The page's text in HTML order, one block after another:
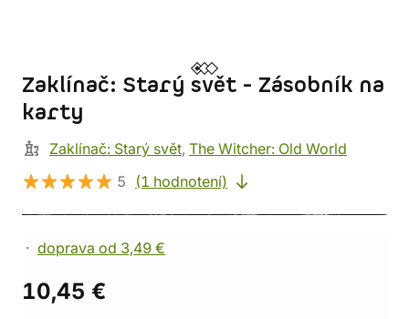
Zaklínač: Starý svět - Zásobník na
karty
Zaklínač: Starý svět, The Witcher: Old World
5
(1 hodnotení)
doprava od 3,49 €
10,45 €